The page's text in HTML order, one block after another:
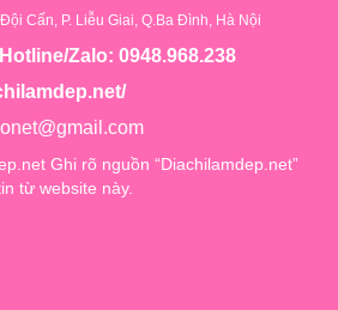
Cấn, P. Liễu Giai, Q.Ba Đình, Hà Nội
Zalo: 0948.968.238
Ghi rõ nguồn “Diachilamdep.net”
từ website này.